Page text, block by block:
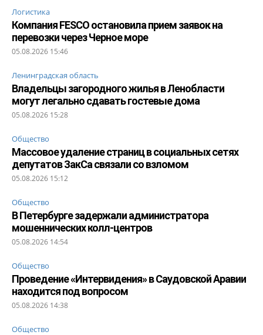
Логистика
Компания FESCO остановила прием заявок на
перевозки через Черное море
05.08.2026 15:46
Ленинградская область
Владельцы загородного жилья в Ленобласти
могут легально сдавать гостевые дома
05.08.2026 15:28
Общество
Массовое удаление страниц в социальных сетях
депутатов ЗакСа связали со взломом
05.08.2026 15:12
Общество
В Петербурге задержали администратора
мошеннических колл-центров
05.08.2026 14:54
Общество
Проведение «Интервидения» в Саудовской Аравии
находится под вопросом
05.08.2026 14:38
Общество